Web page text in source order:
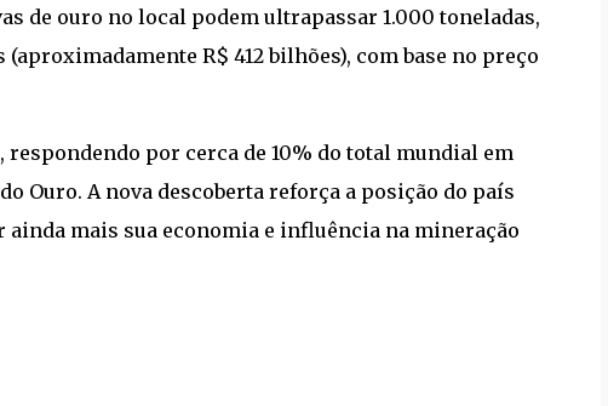
de ouro no local podem ultrapassar 1.000 toneladas,
R$ 412 bilhões), com base no preço
por cerca de 10% do total mundial em
Ouro. A nova descoberta reforça a posição do país
mais sua economia e influência na mineração